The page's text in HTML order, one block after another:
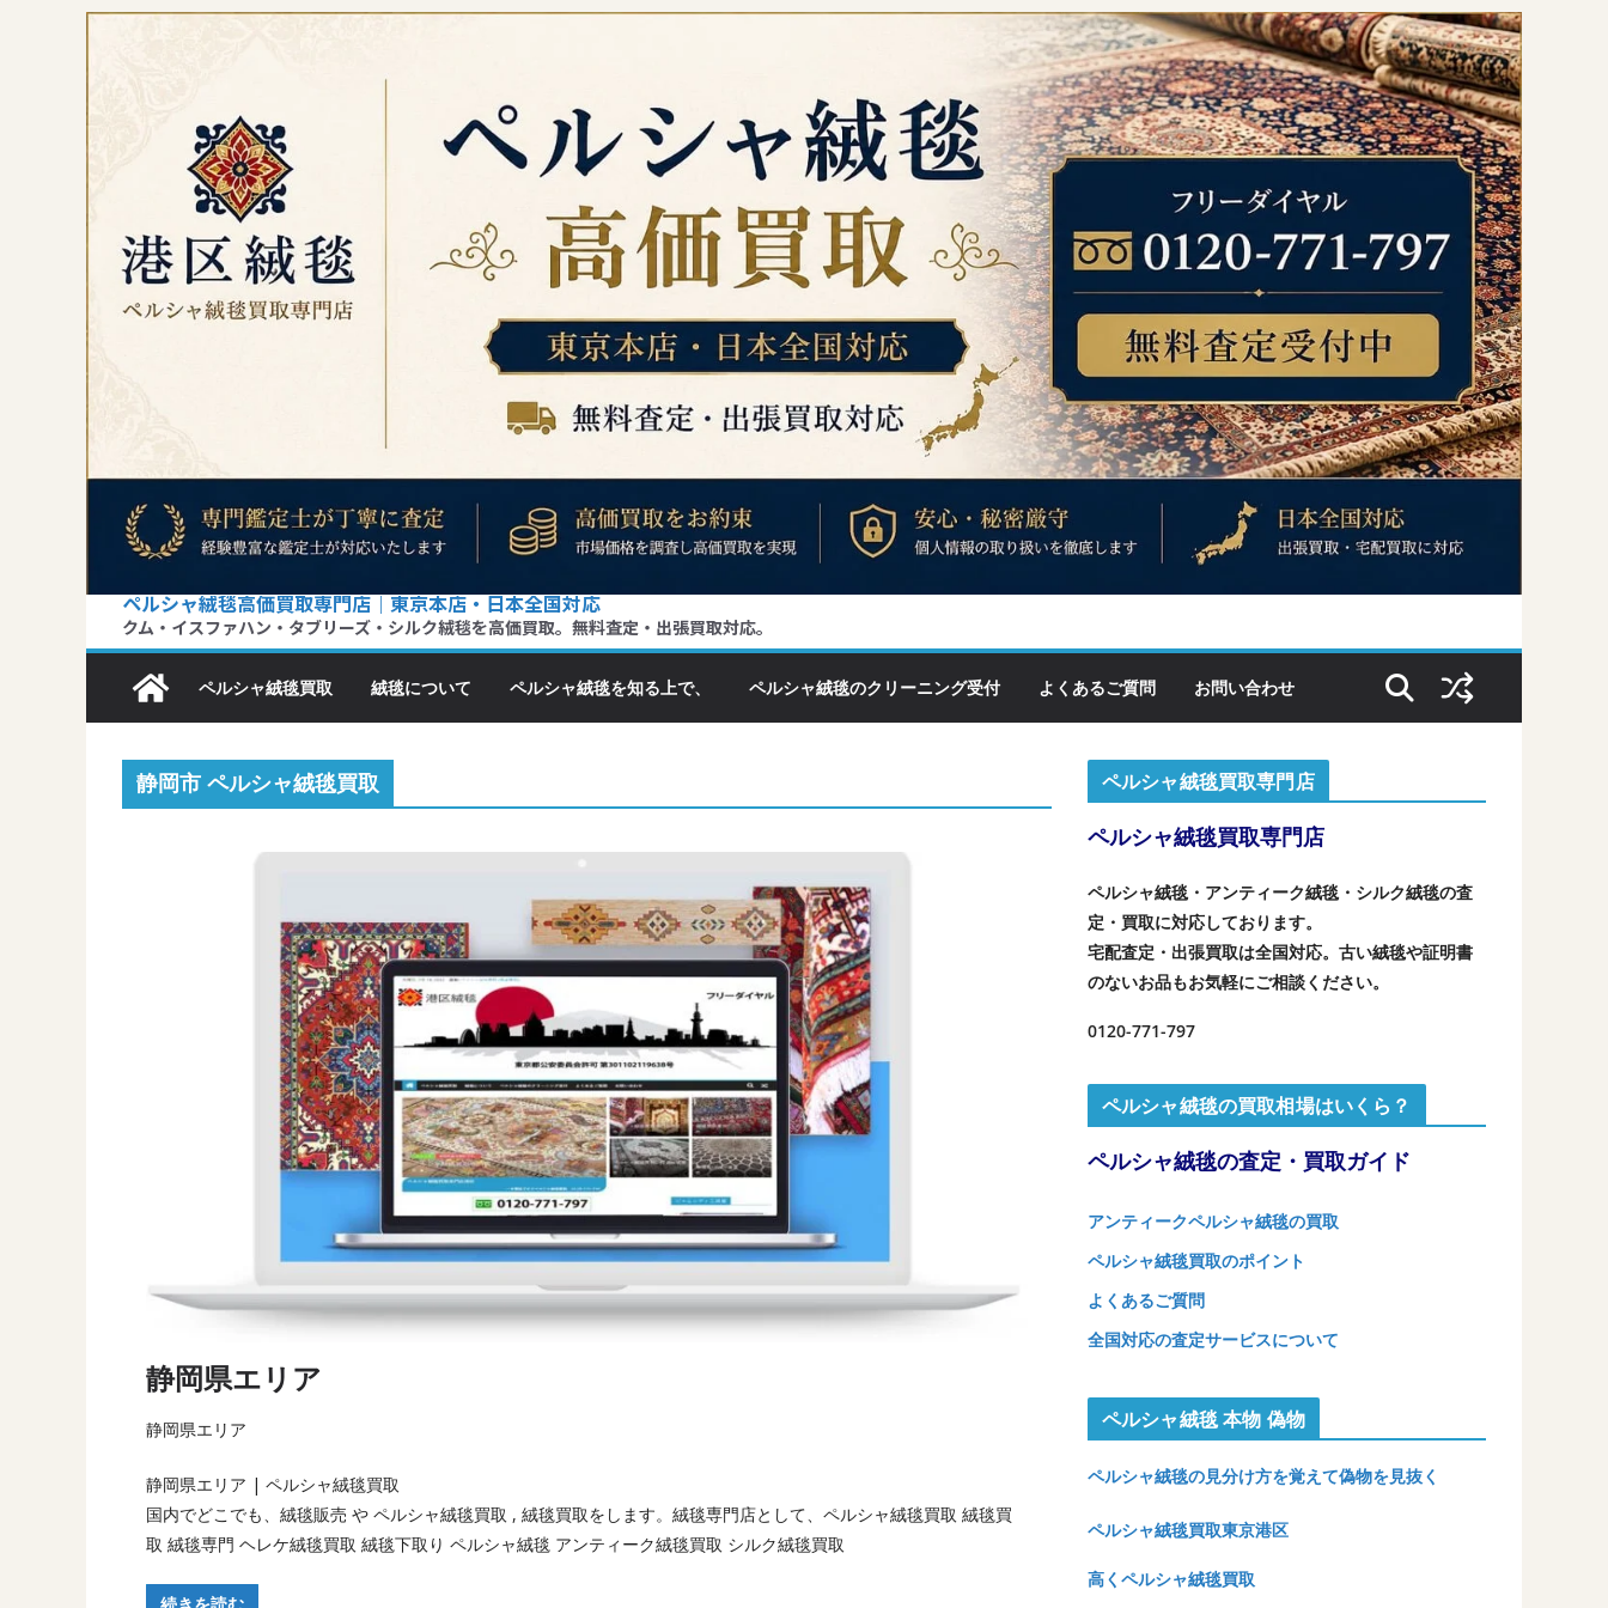
キ
プ
ペルシャ絨毯高価買取専門店｜東京本店・日本全国対応
クム・イスファハン・タブリーズ・シルク絨毯を高価買取。無料査定・出張買取対応。
ペルシャ絨毯買取 絨毯について ペルシャ絨毯を知る上で、 ペルシャ絨毯のクリーニング受付 よくあるご質問 お問い合わせ
静岡市 ペルシャ絨毯買取
静岡県エリア
静岡県エリア
静岡県エリア | ペルシャ絨毯買取
国内でどこでも、絨毯販売 や ペルシャ絨毯買取 , 絨毯買取をします。絨毯専門店として、ペルシャ絨毯買取 絨毯買
取 絨毯専門 ヘレケ絨毯買取 絨毯下取り ペルシャ絨毯 アンティーク絨毯買取 シルク絨毯買取
ペルシャ絨毯買取専門店
ペルシャ絨毯買取専門店
ペルシャ絨毯・アンティーク絨毯・シルク絨毯の査
定・買取に対応しております。
宅配査定・出張買取は全国対応。古い絨毯や証明書
のないお品もお気軽にご相談ください。
0120-771-797
ペルシャ絨毯の買取相場はいくら？
ペルシャ絨毯の査定・買取ガイド
アンティークペルシャ絨毯の買取
ペルシャ絨毯買取のポイント
よくあるご質問
全国対応の査定サービスについて
ペルシャ絨毯 本物 偽物
ペルシャ絨毯の見分け方を覚えて偽物を見抜く
ペルシャ絨毯買取東京港区
高くペルシャ絨毯買取